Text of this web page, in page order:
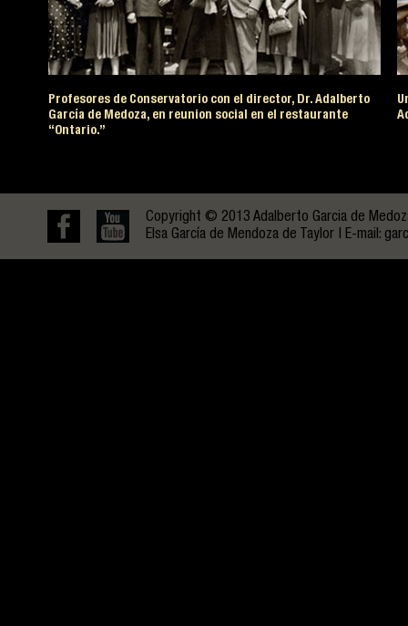
Profesores de Conservatorio con el director, Dr. Adalberto
García de Medoza, en reunion social en el restaurante
“Ontario.”
Copyright © 2013 Adalberto Garcia de
Elsa García de Mendoza de Taylor | E-mail: